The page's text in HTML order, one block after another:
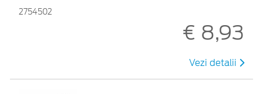
2754502
€ 8,93
Vezi detalii